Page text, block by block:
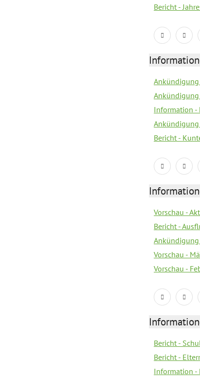
Bericht -
Information -
Bericht -
Vorschau -
Bericht -
Vorschau -
Vorschau -
Bericht -
Bericht -
Information -